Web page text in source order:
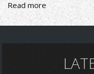
Read more about
SILENT
WINTER:
ΜΕΣΑ